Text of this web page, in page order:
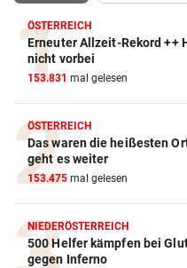
ÖSTERREICH
Erneuter Allzeit-Rekord ++
nicht vorbei
153.831 mal gelesen
ÖSTERREICH
Das waren die heißesten
geht es weiter
153.475 mal gelesen
NIEDERÖSTERREICH
500 Helfer kämpfen bei
gegen Inferno